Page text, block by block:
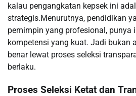
kalau pengangkatan kepsek ini
strategis.Menurutnya, pendidikan
pemimpin yang profesional, punya
kompetensi yang kuat. Jadi bukan
benar lewat proses seleksi
berlaku.
Proses Seleksi Ketat dan